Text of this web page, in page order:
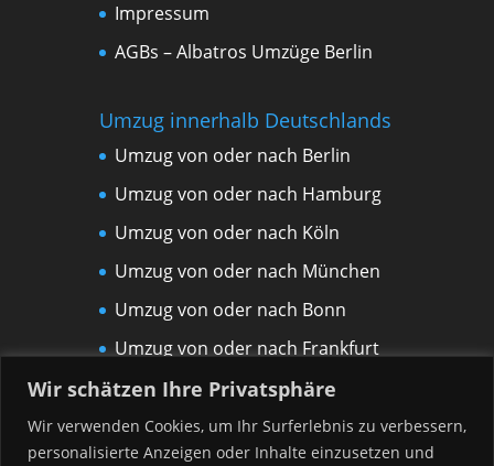
Wir schätzen Ihre Privatsphäre
Wir verwenden Cookies, um Ihr Surferlebnis zu verbessern,
personalisierte Anzeigen oder Inhalte einzusetzen und
Impressum
AGBs – Albatros Umzüge Berlin
Umzug innerhalb Deutschlands
Umzug von oder nach Berlin
Umzug von oder nach Hamburg
Umzug von oder nach Köln
Umzug von oder nach München
Umzug von oder nach Bonn
Umzug von oder nach Frankfurt
am Main
Umzug von oder nach Leipzig
Umzug von oder nach Rostock